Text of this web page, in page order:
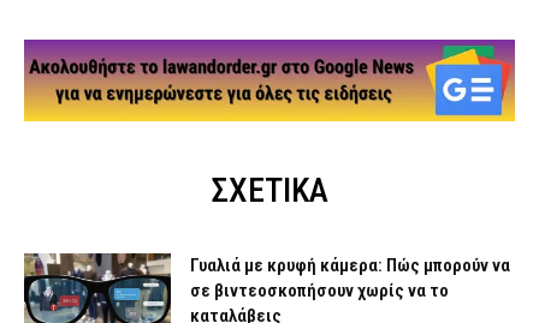
ΣΧΕΤΙΚΑ
Γυαλιά με κρυφή κάμερα: Πώς μπορούν να
σε βιντεοσκοπήσουν χωρίς να το
καταλάβεις